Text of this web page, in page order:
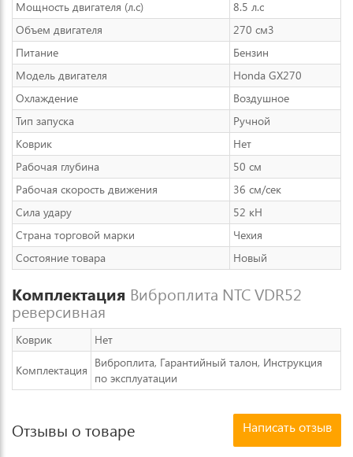
Мощность двигателя (л.с)
8.5 л.с
Объем двигателя
270 см3
Питание
Бензин
Модель двигателя
Honda GX270
Охлаждение
Воздушное
Тип запуска
Ручной
Коврик
Нет
Рабочая глубина
50 см
Рабочая скорость движения
36 см/сек
Сила удару
52 кН
Страна торговой марки
Чехия
Состояние товара
Новый
Комплектация Виброплита NTC VDR52
реверсивная
Коврик Нет
Комплектация
Виброплита, Гарантийный талон, Инструкция
по эксплуатации
Отзывы о товаре Написать отзыв